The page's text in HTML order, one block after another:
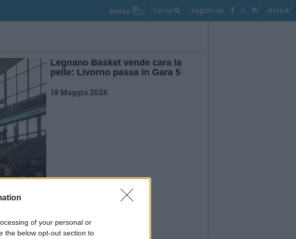
of your personal or
the below opt-out section to
Meteo Cerca Seguici su Accedi
Legnano Basket vende cara la
pelle: Livorno passa in Gara 5
18 Maggio 2026